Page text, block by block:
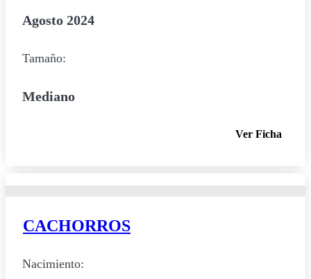
Agosto 2024
Tamaño:
Mediano
Ver Ficha
CACHORROS
Nacimiento: